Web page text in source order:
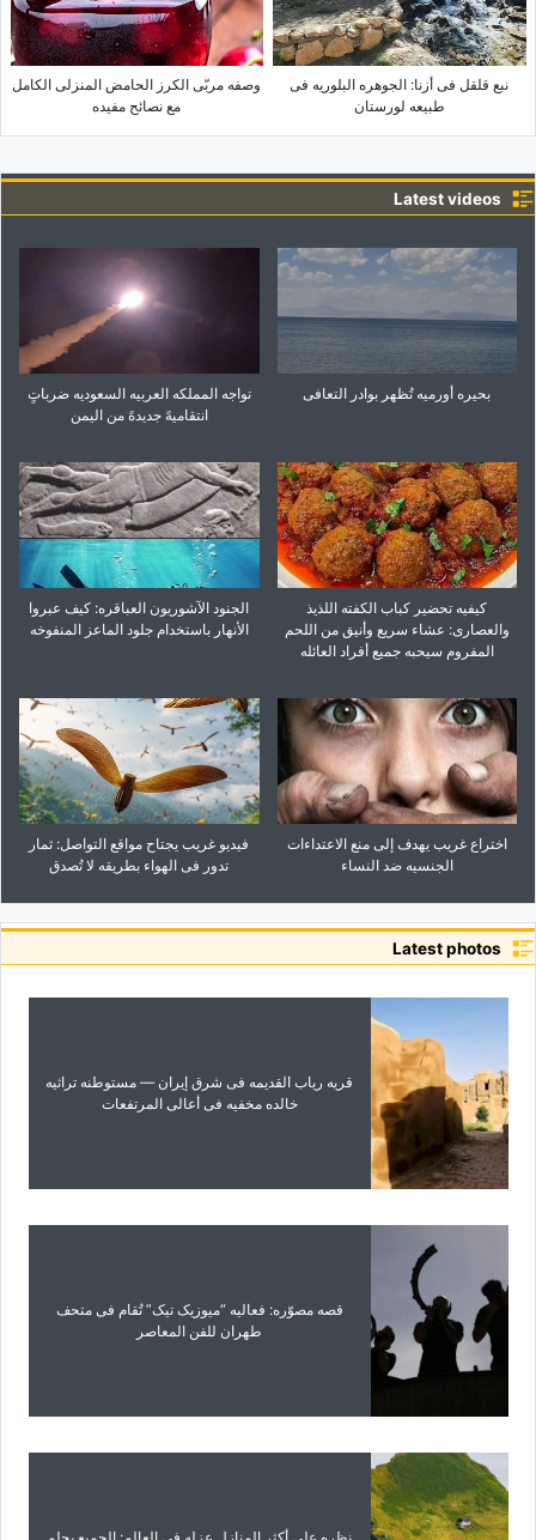
نبع قلقل فی أزنا: الجوهره البلوریه فی
طبیعه لورستان
وصفه مربّى الکرز الحامض المنزلی الکامل
مع نصائح مفیده
Latest videos
بحیره أورمیه تُظهر بوادر التعافی
تواجه المملکه العربیه السعودیه ضرباتٍ
انتقامیهً جدیدهً من الیمن
کیفیه تحضیر کباب الکفته اللذیذ
والعصاری: عشاء سریع وأنیق من اللحم
المفروم سیحبه جمیع أفراد العائله
الجنود الآشوریون العباقره: کیف عبروا
الأنهار باستخدام جلود الماعز المنفوخه
اختراع غریب یهدف إلى منع الاعتداءات
الجنسیه ضد النساء
فیدیو غریب یجتاح مواقع التواصل: ثمار
تدور فی الهواء بطریقه لا تُصدق
Latest photos
قریه ریاب القدیمه فی شرق إیران — مستوطنه تراثیه
خالده مخفیه فی أعالی المرتفعات
قصه مصوّره: فعالیه “میوزیک تیک” تُقام فی متحف
طهران للفن المعاصر